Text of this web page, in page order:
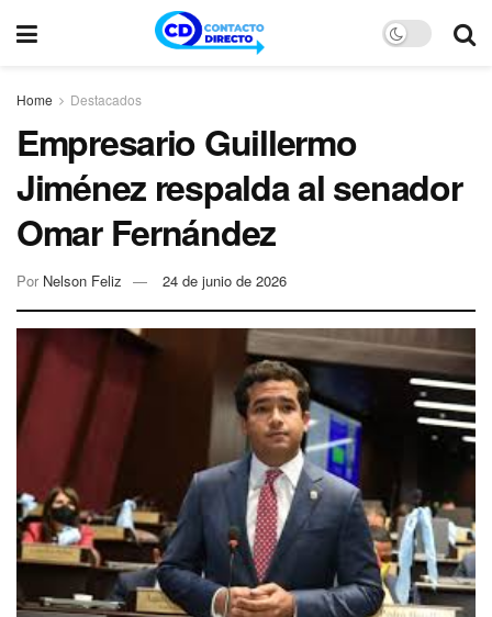
Home Destacados
Empresario Guillermo
Jiménez respalda al senador
Omar Fernández
Por Nelson Feliz 24 de junio de 2026